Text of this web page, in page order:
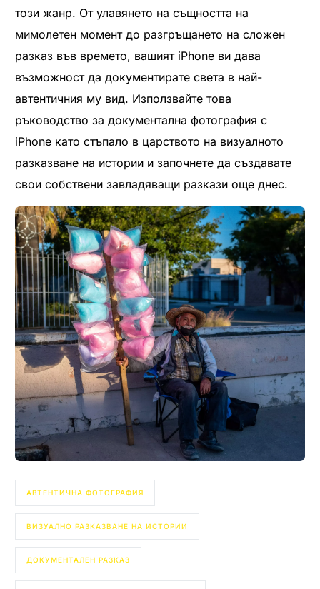
този жанр. От улавянето на същността на
мимолетен момент до разгръщането на сложен
разказ във времето, вашият iPhone ви дава
възможност да документирате света в най-
автентичния му вид. Използвайте това
ръководство за документална фотография с
iPhone като стъпало в царството на визуалното
разказване на истории и започнете да създавате
свои собствени завладяващи разкази още днес.
АВТЕНТИЧНА ФОТОГРАФИЯ
ВИЗУАЛНО РАЗКАЗВАНЕ НА ИСТОРИИ
ДОКУМЕНТАЛЕН РАЗКАЗ